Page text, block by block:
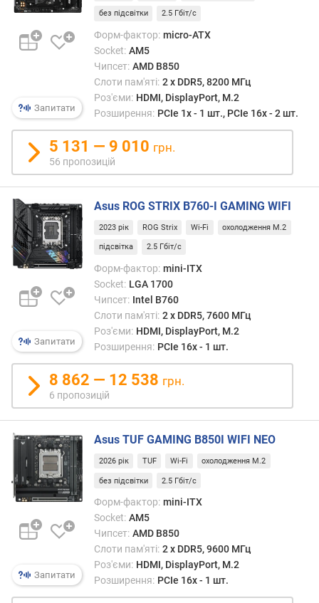
32-
які
з
такт
і
д
д
г
и
х
д
о
д
ш
е
в
и
х
з
і
д
у
а
м
и
з
а
д
а
т
д
о
Запитати
без підсвітки 2.5 Гбіт/с
Форм-фактор: micro-ATX
Socket: AM5
Чипсет: AMD B850
Слоти пам'яті: 2 х DDR5, 8200 МГц
Роз'єми: HDMI, DisplayPort, M.2
Розширення: PCIe 1x - 1 шт., PCIe 16x - 2 шт.
5 131 — 9 010 грн.
56 пропозицій
Запитати
Asus ROG STRIX B760-I GAMING WIFI
2023 рік ROG Strix Wi-Fi охолодження M.2
підсвітка 2.5 Гбіт/с
Форм-фактор: mini-ITX
Socket: LGA 1700
Чипсет: Intel B760
Слоти пам'яті: 2 х DDR5, 7600 МГц
Роз'єми: HDMI, DisplayPort, M.2
Розширення: PCIe 16x - 1 шт.
8 862 — 12 538 грн.
6 пропозицій
Запитати
Asus TUF GAMING B850I WIFI NEO
2026 рік TUF Wi-Fi охолодження M.2
без підсвітки 2.5 Гбіт/с
Форм-фактор: mini-ITX
Socket: AM5
Чипсет: AMD B850
Слоти пам'яті: 2 х DDR5, 9600 МГц
Роз'єми: HDMI, DisplayPort, M.2
Розширення: PCIe 16x - 1 шт.